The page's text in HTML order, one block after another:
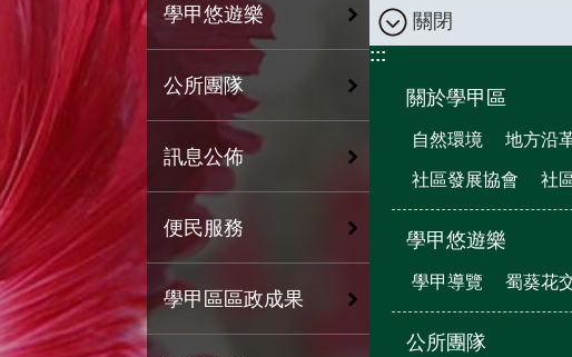
學甲悠遊樂
公所團隊
訊息公佈
便民服務
學甲區區政成果
關閉
:::
關於學甲區
自然環境 地方沿
社區發展協會 社
學甲悠遊樂
學甲導覽 蜀葵花
公所團隊